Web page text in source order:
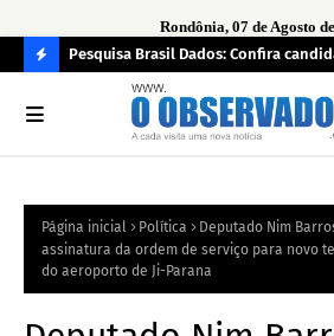
Rondônia, 07 de Agosto
O
R
A
Pesquisa Brasil Dados: Confira
pelo eleitorado de Rondônia para
Página inicial Política
Deputado Nim
assinatura da ordem de serviço para novo
do aeroporto de Ji-Parana